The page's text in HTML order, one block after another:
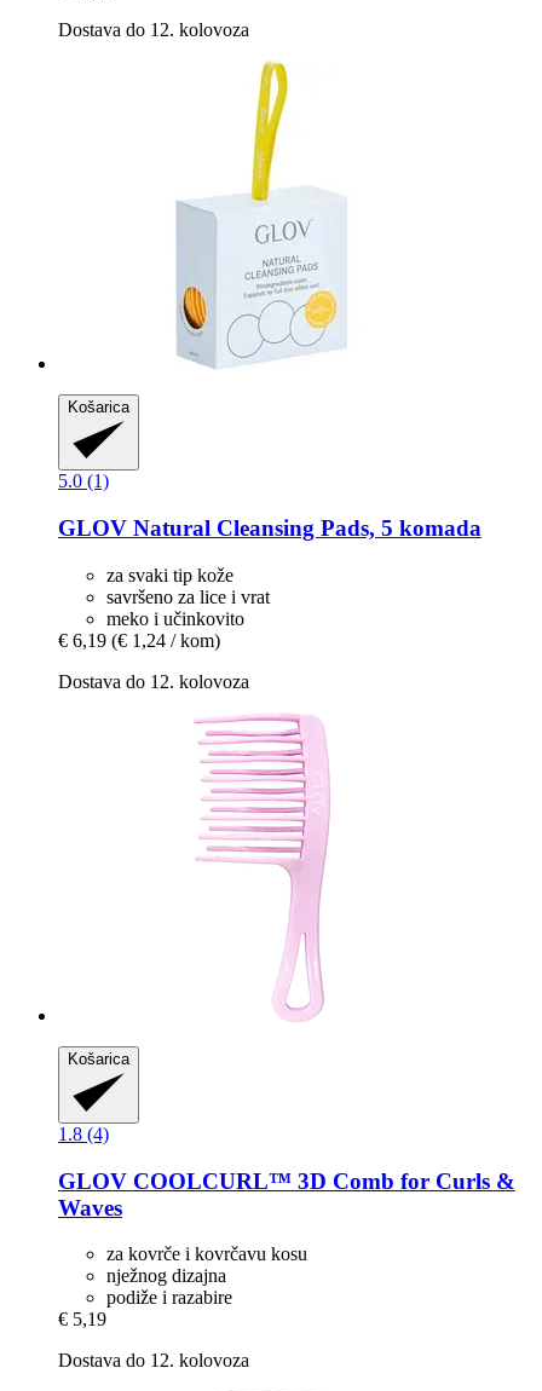
Dostava do 12. kolovoza
Košarica
5.0 (1)
GLOV Natural Cleansing Pads, 5 komada
za svaki tip kože
savršeno za lice i vrat
meko i učinkovito
€ 6,19 (€ 1,24 / kom)
Dostava do 12. kolovoza
Košarica
1.8 (4)
GLOV COOLCURL™ 3D Comb for Curls &
Waves
za kovrče i kovrčavu kosu
nježnog dizajna
podiže i razabire
€ 5,19
Dostava do 12. kolovoza